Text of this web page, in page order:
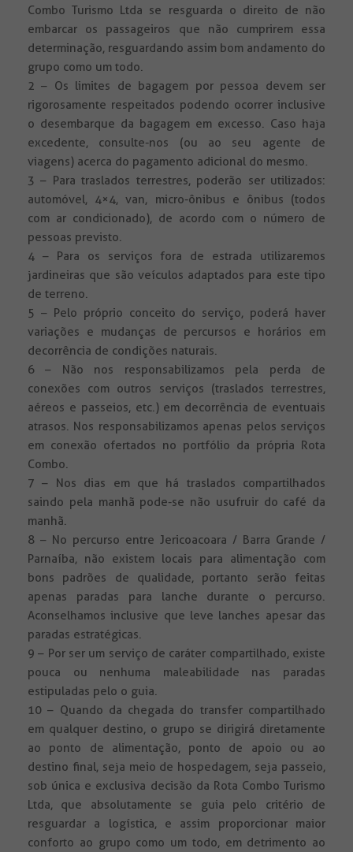
Combo Turismo Ltda se resguarda o direito de não
embarcar os passageiros que não cumprirem essa
determinação, resguardando assim bom andamento do
grupo como um todo.
2 – Os limites de bagagem por pessoa devem ser
rigorosamente respeitados podendo ocorrer inclusive
o desembarque da bagagem em excesso. Caso haja
excedente, consulte-nos (ou ao seu agente de
viagens) acerca do pagamento adicional do mesmo.
3 – Para traslados terrestres, poderão ser utilizados:
automóvel, 4×4, van, micro-ônibus e ônibus (todos
com ar condicionado), de acordo com o número de
pessoas previsto.
4 – Para os serviços fora de estrada utilizaremos
jardineiras que são veículos adaptados para este tipo
de terreno.
5 – Pelo próprio conceito do serviço, poderá haver
variações e mudanças de percursos e horários em
decorrência de condições naturais.
6 – Não nos responsabilizamos pela perda de
conexões com outros serviços (traslados terrestres,
aéreos e passeios, etc.) em decorrência de eventuais
atrasos. Nos responsabilizamos apenas pelos serviços
em conexão ofertados no portfólio da própria Rota
Combo.
7 – Nos dias em que há traslados compartilhados
saindo pela manhã pode-se não usufruir do café da
manhã.
8 – No percurso entre Jericoacoara / Barra Grande /
Parnaíba, não existem locais para alimentação com
bons padrões de qualidade, portanto serão feitas
apenas paradas para lanche durante o percurso.
Aconselhamos inclusive que leve lanches apesar das
paradas estratégicas.
9 – Por ser um serviço de caráter compartilhado, existe
pouca ou nenhuma maleabilidade nas paradas
estipuladas pelo o guia.
10 – Quando da chegada do transfer compartilhado
em qualquer destino, o grupo se dirigirá diretamente
ao ponto de alimentação, ponto de apoio ou ao
destino final, seja meio de hospedagem, seja passeio,
sob única e exclusiva decisão da Rota Combo Turismo
Ltda, que absolutamente se guia pelo critério de
resguardar a logística, e assim proporcionar maior
conforto ao grupo como um todo, em detrimento ao